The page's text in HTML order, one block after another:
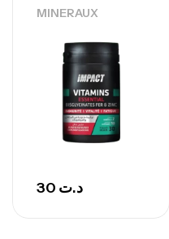
MINERAUX
د.ت